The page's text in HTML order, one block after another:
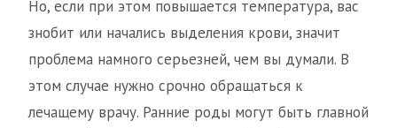
Но, если при этом повышается температура, вас
знобит или начались выделения крови, значит
проблема намного серьезней, чем вы думали. В
этом случае нужно срочно обращаться к
лечащему врачу. Ранние роды могут быть главной